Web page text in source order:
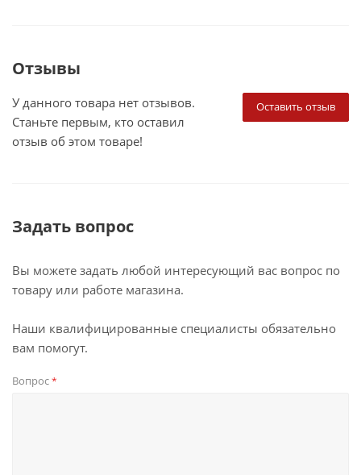
Отзывы
Оставить отзыв
У данного товара нет отзывов.
Станьте первым, кто оставил
отзыв об этом товаре!
Задать вопрос
Вы можете задать любой интересующий вас вопрос по
товару или работе магазина.
Наши квалифицированные специалисты обязательно
вам помогут.
Вопрос*